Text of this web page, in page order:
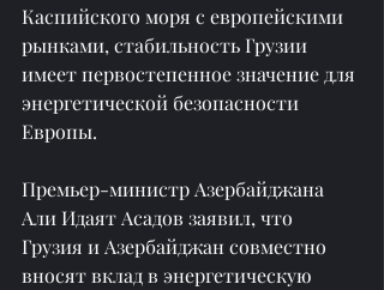
Каспийского моря с европейскими
рынками, стабильность Грузии
имеет первостепенное значение для
энергетической безопасности
Европы.
Премьер-министр Азербайджана
Али Идаят Асадов заявил, что
Грузия и Азербайджан совместно
вносят вклад в энергетическую